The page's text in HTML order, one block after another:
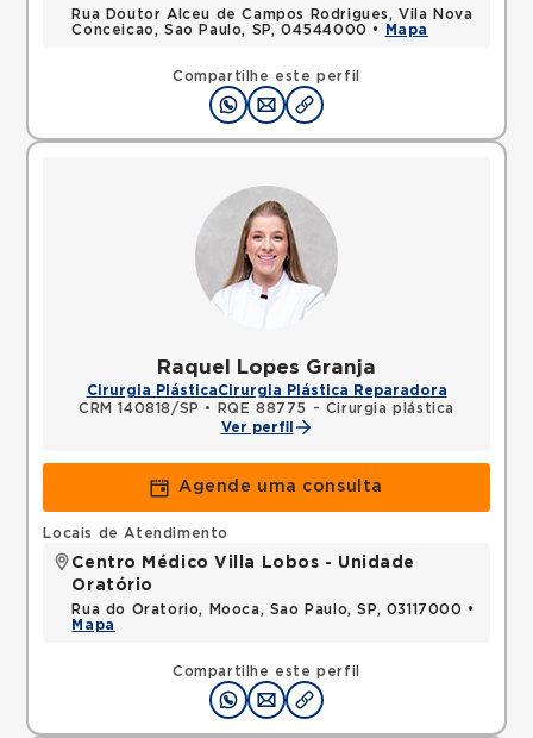
Compartilhe este perfil
Rua Doutor Alceu de Campos Rodrigues, Vila Nova
Conceicao, Sao Paulo, SP, 04544000 •
Mapa
Raquel Lopes Granja
Cirurgia PlásticaCirurgia Plástica Reparadora
CRM 140818/SP •
RQE 88775 - Cirurgia plástica
Ver perfil
Agende uma consulta
Compartilhe este perfil
Locais de Atendimento
Centro Médico Villa Lobos - Unidade
Oratório
Rua do Oratorio, Mooca, Sao Paulo, SP, 03117000 •
Mapa